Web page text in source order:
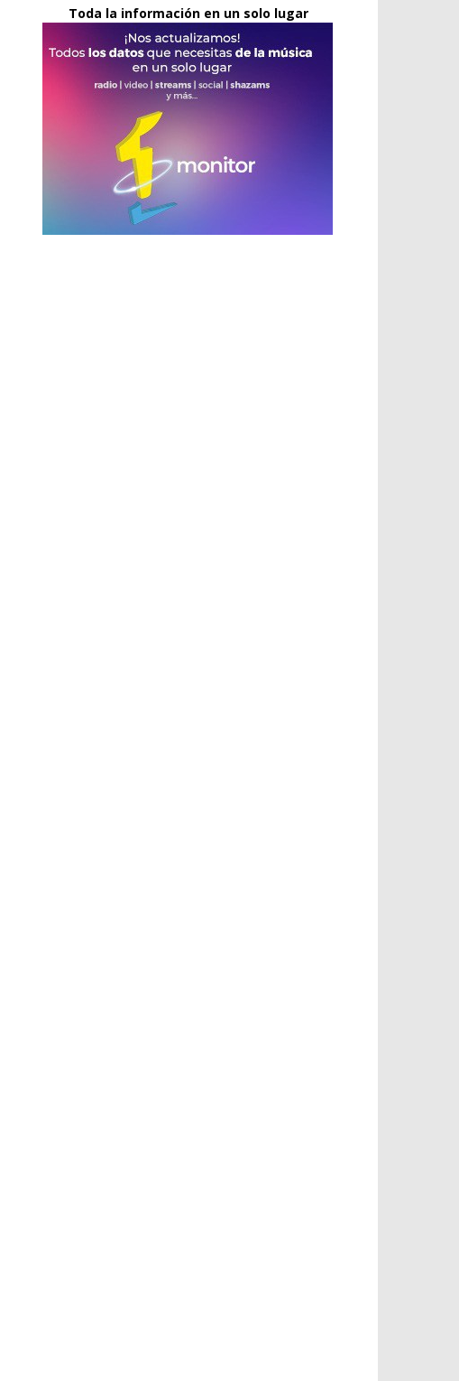
Toda la información en un solo lugar